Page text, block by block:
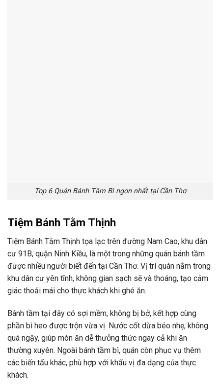
Top 6 Quán Bánh Tầm Bì ngon nhất tại Cần Thơ
Tiệm Bánh Tằm Thịnh
Tiệm Bánh Tằm Thịnh tọa lạc trên đường Nam Cao, khu dân
cư 91B, quận Ninh Kiều, là một trong những quán bánh tầm
được nhiều người biết đến tại Cần Thơ. Vị trí quán nằm trong
khu dân cư yên tĩnh, không gian sạch sẽ và thoáng, tạo cảm
giác thoải mái cho thực khách khi ghé ăn.
Bánh tầm tại đây có sợi mềm, không bị bở, kết hợp cùng
phần bì heo được trộn vừa vị. Nước cốt dừa béo nhẹ, không
quá ngậy, giúp món ăn dễ thưởng thức ngay cả khi ăn
thường xuyên. Ngoài bánh tầm bì, quán còn phục vụ thêm
các biến tấu khác, phù hợp với khẩu vị đa dạng của thực
khách.